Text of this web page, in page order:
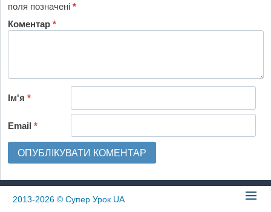
поля позначені*
Коментар*
Ім'я*
Email*
2013-2026 © Супер Урок UA